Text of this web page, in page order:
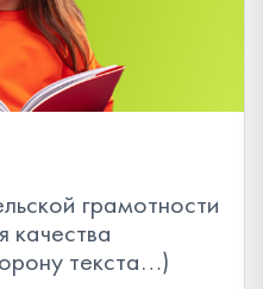
грамотности
качества
текста…)